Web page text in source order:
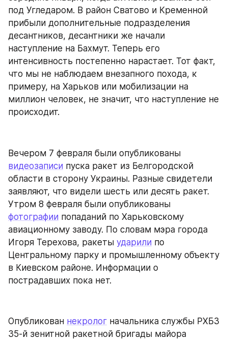
под Угледаром. В район Сватово и Кременной
прибыли дополнительные подразделения
десантников, десантники же начали
наступление на Бахмут. Теперь его
интенсивность постепенно нарастает. Тот факт,
что мы не наблюдаем внезапного похода, к
примеру, на Харьков или мобилизации на
миллион человек, не значит, что наступление не
происходит.
видеозаписи пуска ракет из Белгородской
области в сторону Украины. Разные свидетели
заявляют, что видели шесть или десять ракет.
фотографии попаданий по Харьковскому
авиационному заводу. По словам мэра города
Игоря Терехова, ракеты ударили по
Центральному парку и промышленному объекту
в Киевском районе. Информации о
пострадавших пока нет.
Опубликован некролог начальника службы РХБЗ
35-й зенитной ракетной бригады майора